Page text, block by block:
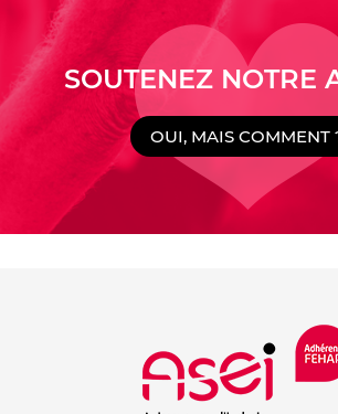
SOUTENEZ NOTRE
OUI, MAIS COMMENT